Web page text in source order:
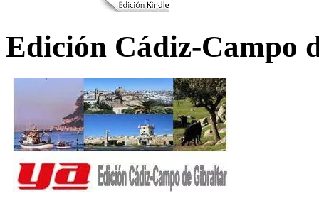
Edición Cádiz-Campo